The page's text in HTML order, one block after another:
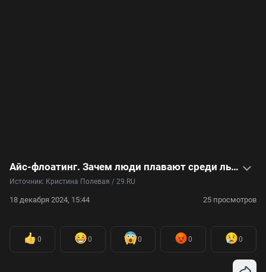
Айс-флоатинг. Зачем люди плавают среди льдов в оранжевых комбинезонах: видео
Источник: Кристина Полевая / 29.RU
18 декабря 2024, 15:44 25 просмотров
0 0 0 0 0